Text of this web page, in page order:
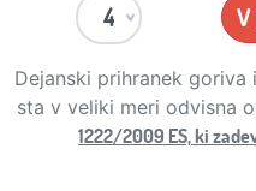
V
Dejanski prihranek
sta v veliki meri odvisna
1222/2009 ES, ki